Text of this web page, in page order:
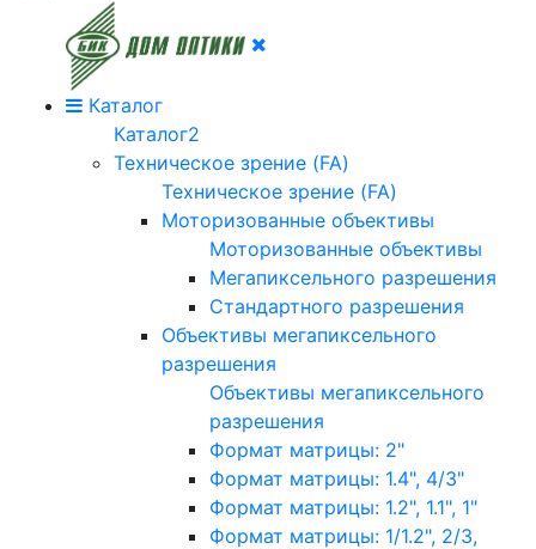
Каталог
Каталог2
Техническое зрение (FA)
Техническое зрение (FA)
Моторизованные объективы
Моторизованные объективы
Мегапиксельного разрешения
Стандартного разрешения
Объективы мегапиксельного
разрешения
Объективы мегапиксельного
разрешения
Формат матрицы: 2"
Формат матрицы: 1.4", 4/3"
Формат матрицы: 1.2", 1.1", 1"
Формат матрицы: 1/1.2", 2/3,